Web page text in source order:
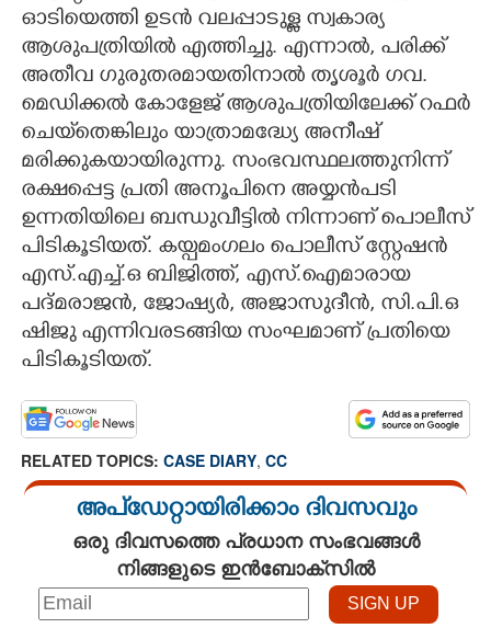
ഓടിയെത്തി ഉടൻ വലപ്പാടുള്ള സ്വകാര്യ
ആശുപത്രിയിൽ എത്തിച്ചു. എന്നാൽ,​ പരിക്ക്
അതീവ ഗുരുതരമായതിനാൽ തൃശൂർ ഗവ.
മെഡിക്കൽ കോളേജ് ആശുപത്രിയിലേക്ക് റഫർ
ചെയ്‌തെങ്കിലും യാത്രാമദ്ധ്യേ അനീഷ്
മരിക്കുകയായിരുന്നു. സംഭവസ്ഥലത്തുനിന്ന്
രക്ഷപ്പെട്ട പ്രതി അനൂപിനെ അയ്യൻപടി
ഉന്നതിയിലെ ബന്ധുവീട്ടിൽ നിന്നാണ് പൊലീസ്
പിടികൂടിയത്. കയ്പമംഗലം പൊലീസ് സ്റ്റേഷൻ
എസ്.എച്ച്.ഒ ബിജിത്ത്, എസ്.ഐമാരായ
പദ്മരാജൻ, ജോഷ്യർ, അജാസുദീൻ, സി.പി.ഒ
ഷിജു എന്നിവരടങ്ങിയ സംഘമാണ് പ്രതിയെ
പിടികൂടിയത്.
RELATED TOPICS: CASE DIARY, CC
അപ്ഡേറ്റായിരിക്കാം ദിവസവും
ഒരു ദിവസത്തെ പ്രധാന സംഭവങ്ങൾ
നിങ്ങളുടെ ഇൻബോക്സിൽ